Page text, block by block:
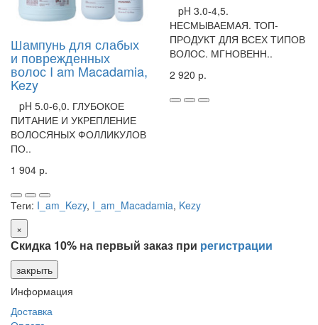
Шампунь для слабых
и поврежденных
волос I am Macadamia,
Kezy
pH 5.0-6,0. ГЛУБОКОЕ
ПИТАНИЕ И УКРЕПЛЕНИЕ
ВОЛОСЯНЫХ ФОЛЛИКУЛОВ
ПО..
1 904 р.
pH 3.0-4,5.
НЕСМЫВАЕМАЯ. ТОП-
ПРОДУКТ ДЛЯ ВСЕХ ТИПОВ
ВОЛОС. МГНОВЕНН..
2 920 р.
Теги: I_am_Kezy, I_am_Macadamia, Kezy
×
Скидка 10% на первый заказ при регистрации
закрыть
Информация
Доставка